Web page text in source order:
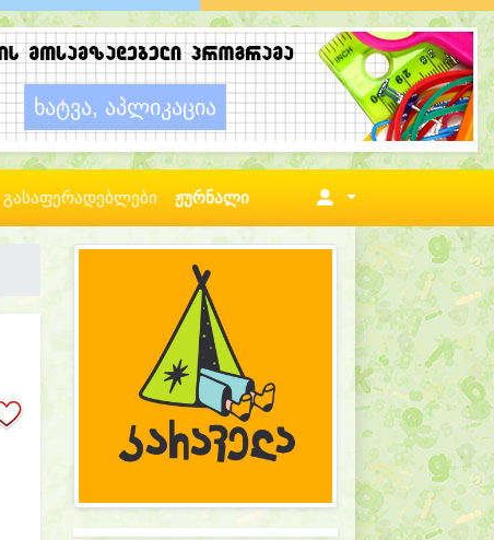
გასაფერადებლები ჟურნალი